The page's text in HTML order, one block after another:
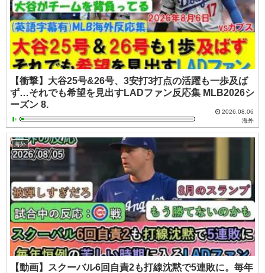
【衝撃】大谷25号&26号、3安打3打点の活躍も一歩及ば
ず…それでも希望を見出すLADファン反応集 MLB2026シ
ーズン 8.
2026.08.06
海外
海外
【動画】スクーバル6回自責2も打線沈黙で5連敗に。毎年